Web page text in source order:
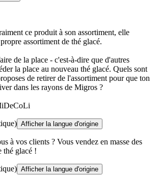
ce produit à son assortiment, elle
assortiment de thé glacé.
de la place - c'est-à-dire que d'autres
la place au nouveau thé glacé. Quels sont
de retirer de l'assortiment pour que ton
dans les rayons de Migros ?
Afficher la langue d'origine
à vos clients ? Vous vendez en masse des
thé glacé !
Afficher la langue d'origine